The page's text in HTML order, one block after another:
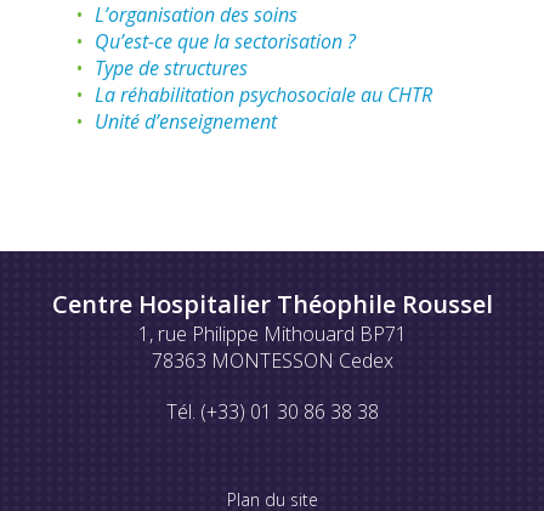
L’organisation des soins
Qu’est-ce que la sectorisation ?
Type de structures
La réhabilitation psychosociale au CHTR
Unité d’enseignement
Centre Hospitalier Théophile Roussel
1, rue Philippe Mithouard BP71
78363 MONTESSON Cedex
Tél. (+33) 01 30 86 38 38
Plan du site